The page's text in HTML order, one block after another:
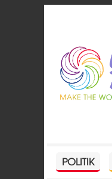
POLITIK